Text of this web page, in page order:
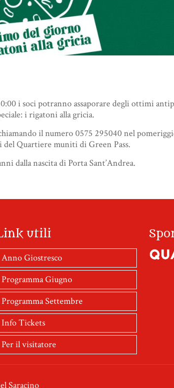
i soci potranno assaporare degli ottimi
i rigatoni alla gricia.
il numero 0575 295040 nel
del Quartiere muniti di Green Pass.
dalla nascita di Porta Sant’Andrea.
utili
Anno Giostresco
Programma Giugno
Programma Settembre
Info Tickets
Per il visitatore
Saracino